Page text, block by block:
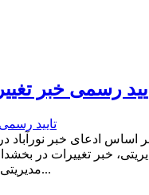
رسمی خبر
خبر تغییرات در
مدیریتی در بخشداریهای ممسنی و رستم منتشر...